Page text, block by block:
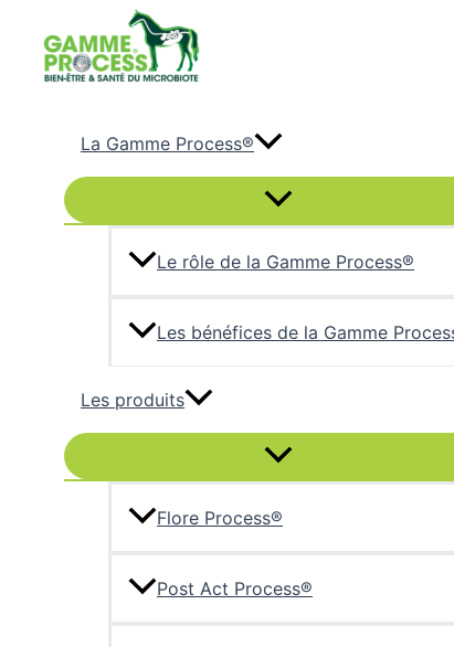
contenu
La Gamme Process®
Permutateur
de
Menu
Le rôle de la Gamme Process®
Les bénéfices de la Gamme
Les produits
Permutateur
de
Menu
Flore Process®
Post Act Process®